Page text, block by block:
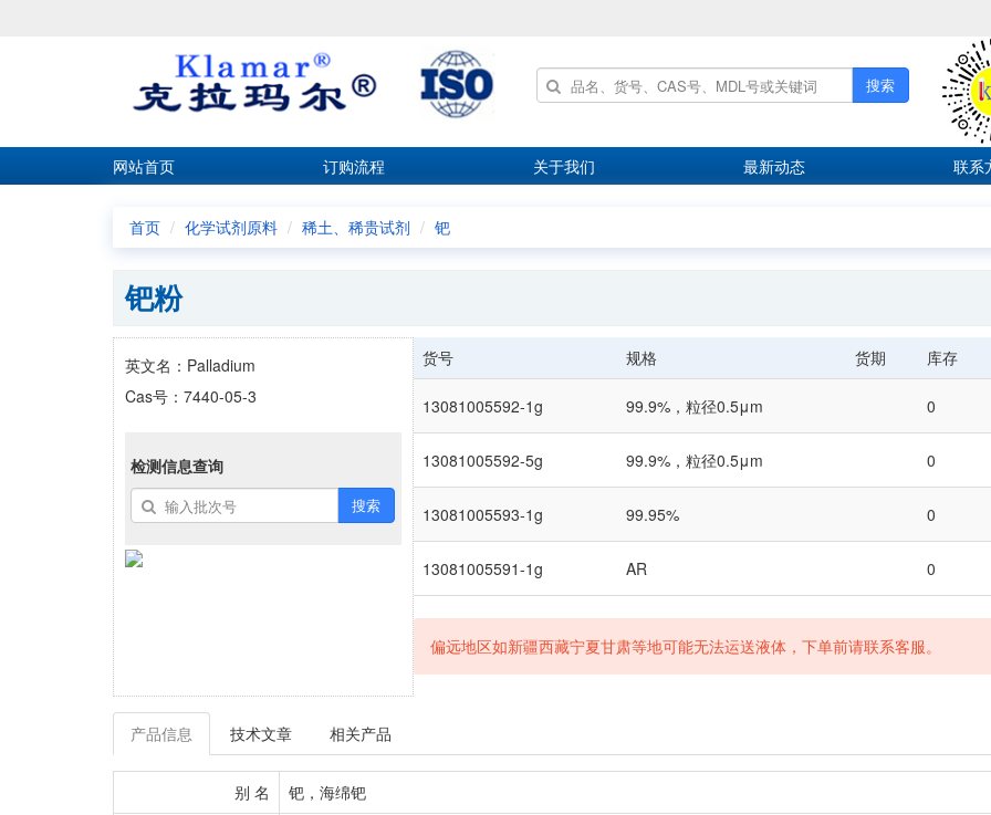
搜索
网站首页 订购流程 关于我们 最新动态 联系
首页 化学试剂原料 稀土、稀贵试剂 钯
钯粉
英文名：Palladium
Cas号：7440-05-3
检测信息查询
搜索
货号 规格 货期 库存
13081005592-1g 99.9%，粒径0.5μm 0
13081005592-5g 99.9%，粒径0.5μm 0
13081005593-1g 99.95% 0
13081005591-1g AR 0
偏远地区如新疆西藏宁夏甘肃等地可能无法运送液体，下单前请联系客服。
产品信息 技术文章 相关产品
别 名
钯，海绵钯